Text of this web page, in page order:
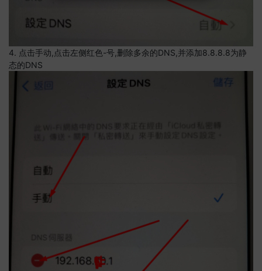
4. 点击手动,点击左侧红色-号,删除多余的DNS,并添加8.8.8.8为静
态的DNS